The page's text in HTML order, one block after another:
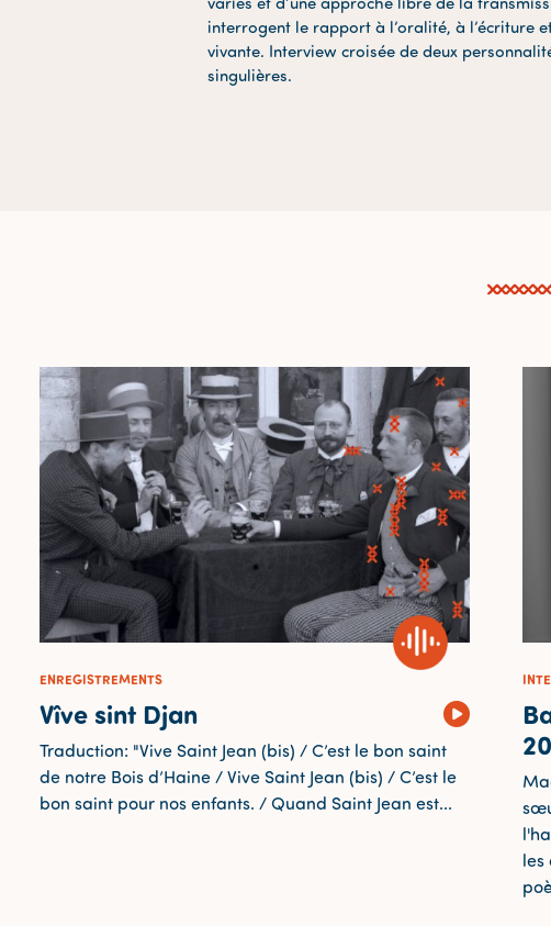
interrogent le rapport à l’oralité, à l’écriture
vivante. Interview croisée de deux
singulières.
ENREGISTREMENTS
Vîve sint Djan
Traduction: "Vive Saint Jean (bis) / C’est le bon saint
de notre Bois d’Haine / Vive Saint Jean (bis) / C’est le
bon saint pour nos enfants. / Quand Saint Jean est...
les